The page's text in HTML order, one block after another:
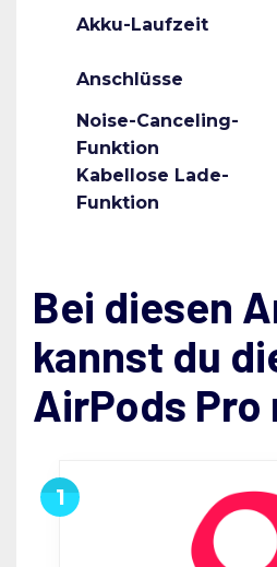
Akku-Laufzeit
Anschlüsse
Noise-Canceling-
Funktion
Kabellose Lade-
Funktion
Bei diesen
kannst du
AirPods Pro